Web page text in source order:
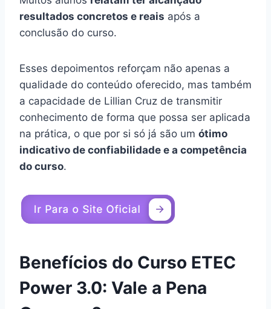
resultados concretos e reais após a
conclusão do curso.
Esses depoimentos reforçam não apenas a
qualidade do conteúdo oferecido, mas também
a capacidade de Lillian Cruz de transmitir
conhecimento de forma que possa ser aplicada
na prática, o que por si só já são um ótimo
indicativo de confiabilidade e a competência
do curso.
Benefícios do Curso ETEC
Power 3.0: Vale a Pena